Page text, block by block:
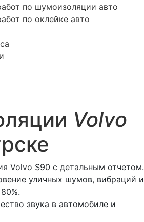
по шумоизоляции авто
по оклейке авто
Volvo
Volvo S90 с детальным отчетом.
уличных шумов, вибраций и
звука в автомобиле и